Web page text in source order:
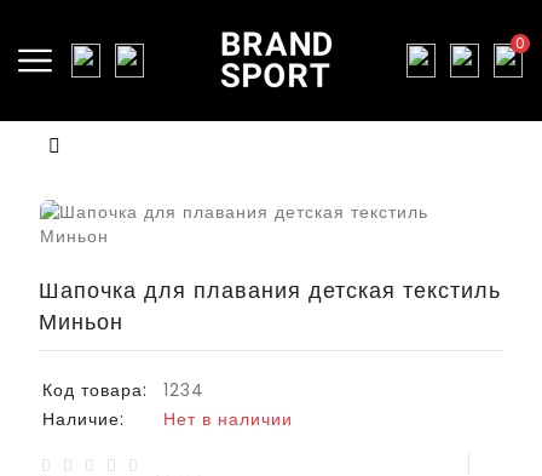
0
Шапочка для плавания детская текстиль
Миньон
Код товара:
1234
Наличие:
Нет в наличии